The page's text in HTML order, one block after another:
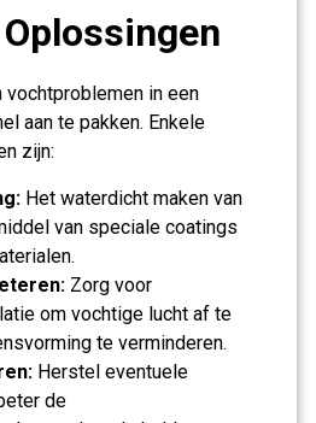
in een
aan te pakken. Enkele
zijn:
Het waterdicht maken van
van speciale coatings
Zorg voor
om vochtige lucht af te
te verminderen.
Herstel eventuele
de